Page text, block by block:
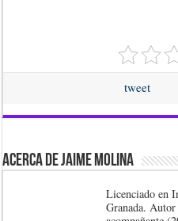
tweet
Acerca de Jaime Molina
Licenciado en
Granada.